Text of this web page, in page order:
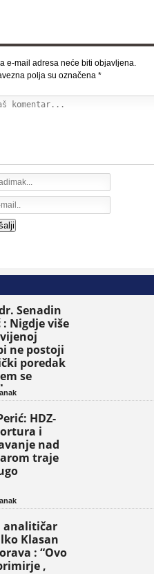
e-mail adresa neće biti objavljena.
polja su označena *
Senadin
: Nigdje više
ne postoji
poredak
se
grupe
kao
političke
HDZ-
i
nad
traje
analitičar
Klasan
: “Ovo
,